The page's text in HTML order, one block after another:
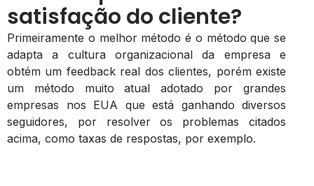
satisfação do cliente?
Primeiramente o melhor método é o método que se
adapta a cultura organizacional da empresa e
obtém um feedback real dos clientes, porém existe
um método muito atual adotado por grandes
empresas nos EUA que está ganhando diversos
seguidores, por resolver os problemas citados
acima, como taxas de respostas, por exemplo.